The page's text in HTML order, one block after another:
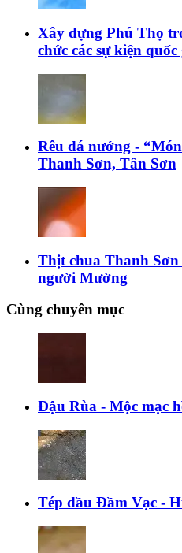
Xây dựng Phú Thọ
chức các sự kiện
Rêu đá nướng -
Thanh Sơn, Tân Sơn
Thịt chua Thanh Sơn
người Mường
Cùng chuyên mục
Đậu Rùa - Mộc mạc
Tép dầu Đầm Vạc -